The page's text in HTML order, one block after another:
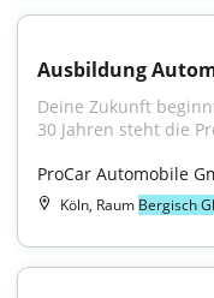
Ausbildung
Deine Zukunft
30 Jahren steht die
ProCar Automobile
Köln, Raum Bergisch